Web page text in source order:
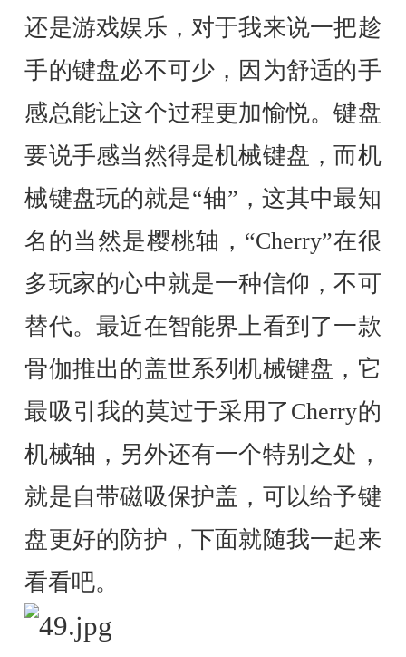
还是游戏娱乐，对于我来说一把趁
手的键盘必不可少，因为舒适的手
感总能让这个过程更加愉悦。键盘
要说手感当然得是机械键盘，而机
械键盘玩的就是“轴”，这其中最知
名的当然是樱桃轴，“Cherry”在很
多玩家的心中就是一种信仰，不可
替代。最近在智能界上看到了一款
骨伽推出的盖世系列机械键盘，它
最吸引我的莫过于采用了Cherry的
机械轴，另外还有一个特别之处，
就是自带磁吸保护盖，可以给予键
盘更好的防护，下面就随我一起来
看看吧。